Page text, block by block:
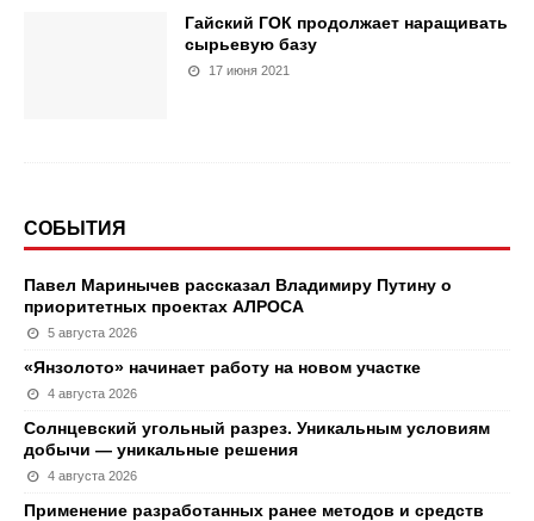
Гайский ГОК продолжает наращивать
сырьевую базу
17 июня 2021
СОБЫТИЯ
Павел Маринычев рассказал Владимиру Путину о
приоритетных проектах АЛРОСА
5 августа 2026
«Янзолото» начинает работу на новом участке
4 августа 2026
Солнцевский угольный разрез. Уникальным условиям
добычи — уникальные решения
4 августа 2026
Применение разработанных ранее методов и средств